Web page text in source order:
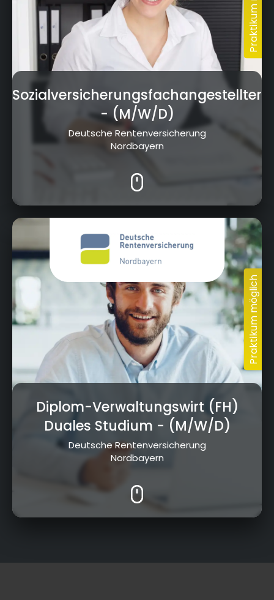
Sozialversicherungsfachangestellter
- (M/W/D)
Deutsche Rentenversicherung
Nordbayern
Wittelsbacherring 11, 95444 Bayreuth
Diplom-Verwaltungswirt (FH)
Duales Studium - (M/W/D)
Deutsche Rentenversicherung
Nordbayern